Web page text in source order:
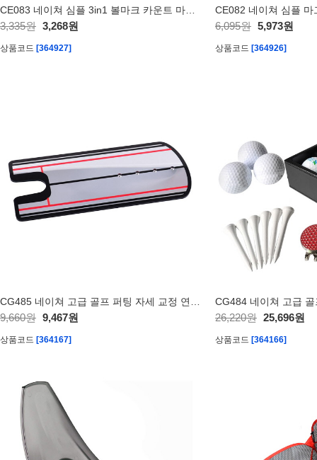
3,335원 3,268원
상품코드 [364927]
6,095원 5,973원
상품코드 [364926]
9,660원 9,467원
상품코드 [364167]
26,220원 25,696원
상품코드 [364166]